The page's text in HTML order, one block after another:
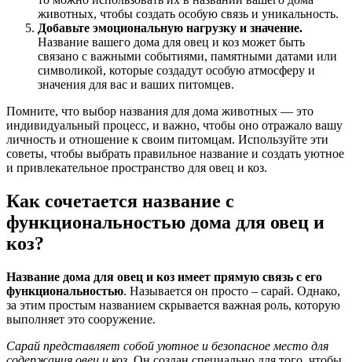
животных, чтобы создать особую связь и уникальность.
Добавьте эмоциональную нагрузку и значение.
Название вашего дома для овец и коз может быть
связано с важными событиями, памятными датами или
символикой, которые создадут особую атмосферу и
значения для вас и ваших питомцев.
Помните, что выбор названия для дома животных — это
индивидуальный процесс, и важно, чтобы оно отражало вашу
личность и отношение к своим питомцам. Используйте эти
советы, чтобы выбрать правильное название и создать уютное
и привлекательное пространство для овец и коз.
Как сочетается название с
функциональностью дома для овец и
коз?
Название дома для овец и коз имеет прямую связь с его
функциональностью. Называется он просто – сарай. Однако,
за этим простым названием скрывается важная роль, которую
выполняет это сооружение.
Сарай представляет собой уютное и безопасное место для